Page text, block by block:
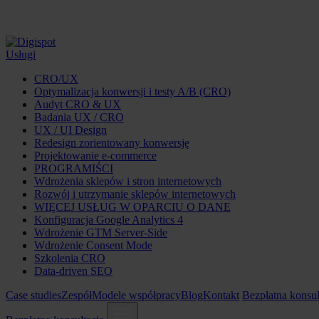
Usługi
CRO/UX
Optymalizacja konwersji i testy A/B (CRO)
Audyt CRO & UX
Badania UX / CRO
UX / UI Design
Redesign zorientowany konwersję
Projektowanie e-commerce
PROGRAMIŚCI
Wdrożenia sklepów i stron internetowych
Rozwój i utrzymanie sklepów internetowych
WIĘCEJ USŁUG W OPARCIU O DANE
Konfiguracja Google Analytics 4
Wdrożenie GTM Server-Side
Wdrożenie Consent Mode
Szkolenia CRO
Data-driven SEO
Case studiesZespółModele współpracyBlogKontakt Bezpłatna